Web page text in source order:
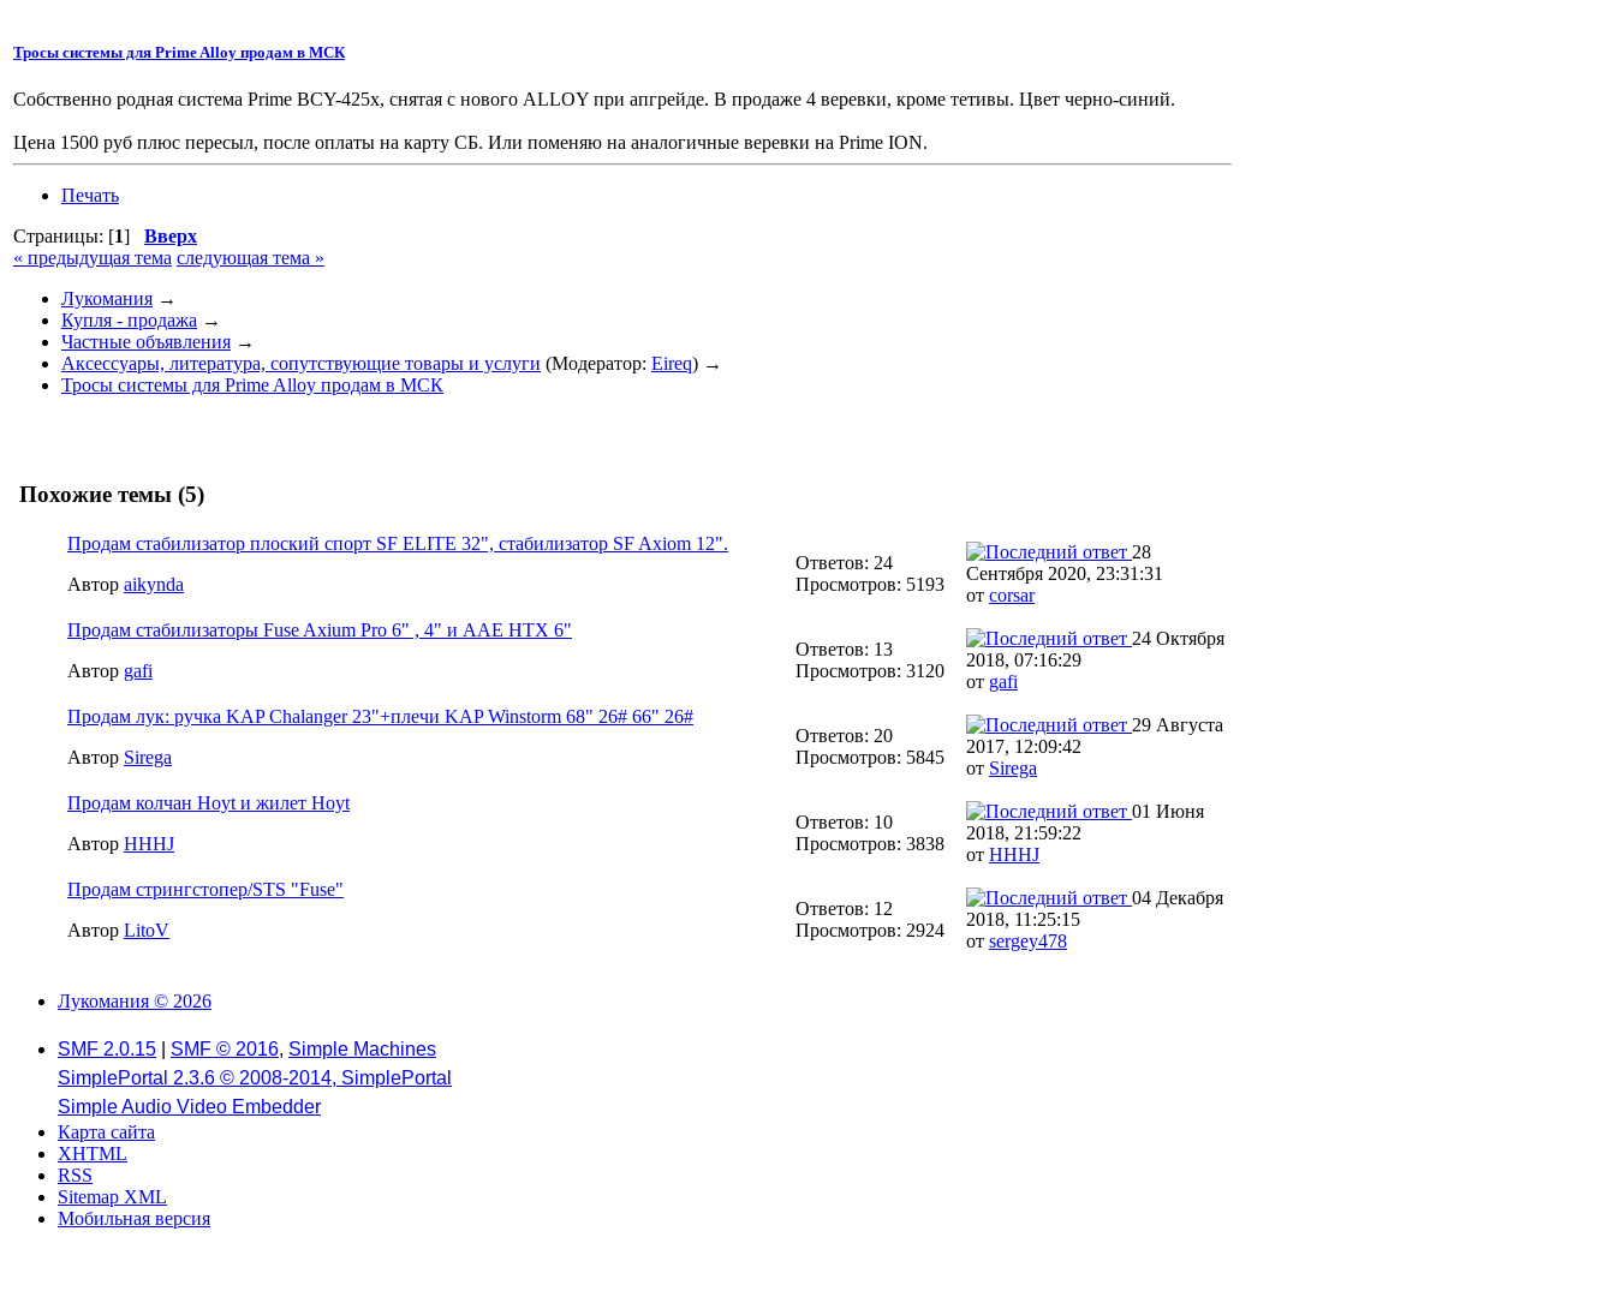
Тросы системы для Prime Alloy продам в МСК
Собственно родная система Prime BCY-425x, снятая с нового ALLOY при апгрейде. В продаже 4 веревки, кроме тетивы. Цвет черно-синий.
Цена 1500 руб плюс пересыл, после оплаты на карту СБ. Или поменяю на аналогичные веревки на Prime ION.
Печать
Страницы: [1] Вверх
« предыдущая тема следующая тема »
Лукомания →
Купля - продажа →
Частные объявления →
Аксессуары, литература, сопутствующие товары и услуги (Модератор: Eireq) →
Тросы системы для Prime Alloy продам в МСК
Похожие темы (5)
Продам стабилизатор плоский спорт SF ELITE 32", стабилизатор SF Axiom 12".
Автор aikynda
Ответов: 24
Просмотров: 5193
28
Сентября 2020, 23:31:31
от corsar
Продам стабилизаторы Fuse Axium Pro 6" , 4" и AAE HTX 6"
Автор gafi
Ответов: 13
Просмотров: 3120
24 Октября
2018, 07:16:29
от gafi
Продам лук: ручка KAP Chalanger 23"+плечи KAP Winstorm 68" 26# 66" 26#
Автор Sirega
Ответов: 20
Просмотров: 5845
29 Августа
2017, 12:09:42
от Sirega
Продам колчан Hoyt и жилет Hoyt
Автор HHHJ
Ответов: 10
Просмотров: 3838
01 Июня
2018, 21:59:22
от HHHJ
Продам стрингстопер/STS "Fuse"
Автор LitoV
Ответов: 12
Просмотров: 2924
04 Декабря
2018, 11:25:15
от sergey478
Лукомания © 2026
SMF 2.0.15 SMF © 2016, Simple Machines
SimplePortal 2.3.6 © 2008-2014, SimplePortal
Simple Audio Video Embedder
Карта сайта
XHTML
RSS
Sitemap XML
Мобильная версия